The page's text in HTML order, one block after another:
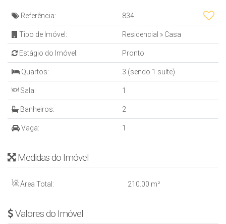
Referência: 834
Tipo de Imóvel: Residencial » Casa
Estágio do Imóvel: Pronto
Quartos: 3 (sendo 1 suíte)
Sala: 1
Banheiros: 2
Vaga: 1
Medidas do Imóvel
Área Total: 210.00 m²
Valores do Imóvel